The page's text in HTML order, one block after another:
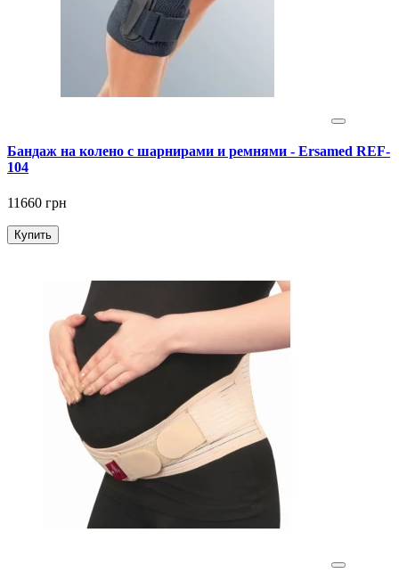
Бандаж на колено с шарнирами и ремнями - Ersamed REF-
104
11660 грн
Купить